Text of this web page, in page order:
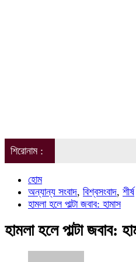
শিরোনাম :
হোম
অন্যান্য সংবাদ, বিশ্বসংবাদ, শীর্ষ
হামলা হলে পাল্টা জবাব: হামাস
হামলা হলে পাল্টা জবাব: